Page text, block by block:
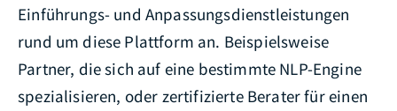
Einführungs- und Anpassungsdienstleistungen
rund um diese Plattform an. Beispielsweise
Partner, die sich auf eine bestimmte NLP-Engine
spezialisieren, oder zertifizierte Berater für einen